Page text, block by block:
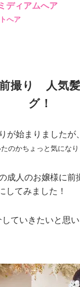
ディアムへア
へア
撮り 人気
グ！
が始まりましたが
のかちょっと気にな
成人のお嬢様に前
してみました！
ていきたいと思い